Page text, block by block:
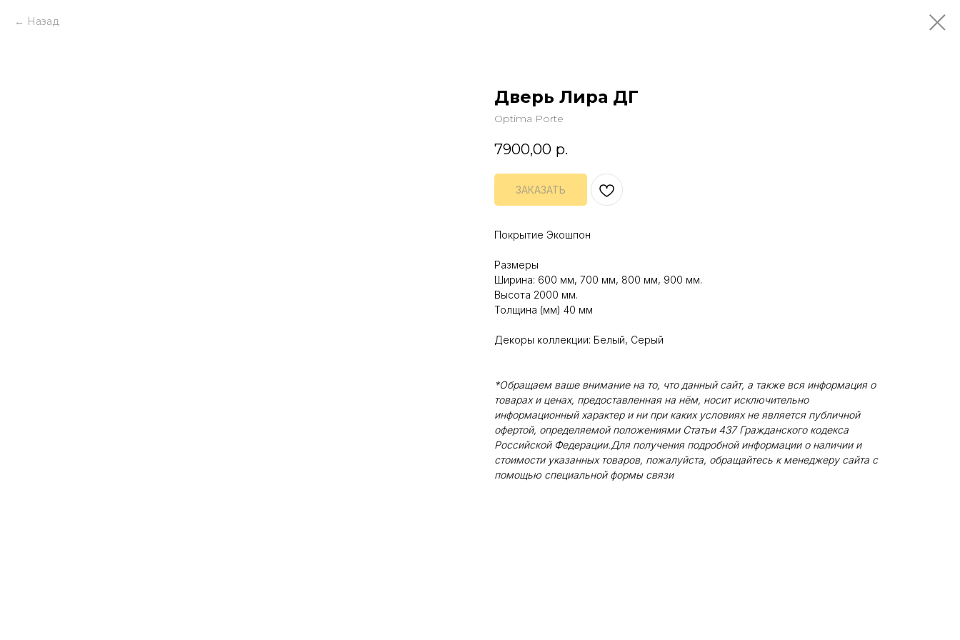
Назад
Дверь Лира ДГ
Optima Porte
7900,00 р.
ЗАКАЗАТЬ
Покрытие Экошпон
Размеры
Ширина: 600 мм, 700 мм, 800 мм, 900 мм.
Высота 2000 мм.
Толщина (мм) 40 мм
Декоры коллекции: Белый, Серый
*Обращаем ваше внимание на то, что данный сайт, а также вся информация о
товарах и ценах, предоставленная на нём, носит исключительно
информационный характер и ни при каких условиях не является публичной
офертой, определяемой положениями Статьи 437 Гражданского кодекса
Российской Федерации.Для получения подробной информации о наличии и
стоимости указанных товаров, пожалуйста, обращайтесь к менеджеру сайта с
помощью специальной формы связи